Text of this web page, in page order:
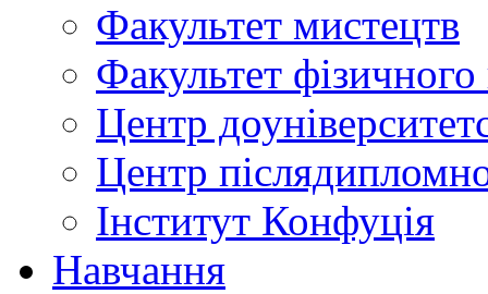
Факультет мистецтв
Факультет
Центр
Центр
Інститут Конфуція
Навчання